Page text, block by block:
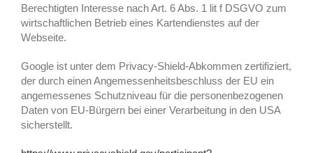
Berechtigten Interesse nach Art. 6 Abs. 1 lit f DSGVO zum
wirtschaftlichen Betrieb eines Kartendienstes auf der
Webseite.
Google ist unter dem Privacy-Shield-Abkommen zertifiziert,
der durch einen Angemessenheitsbeschluss der EU ein
angemessenes Schutzniveau für die personenbezogenen
Daten von EU-Bürgern bei einer Verarbeitung in den USA
sicherstellt.